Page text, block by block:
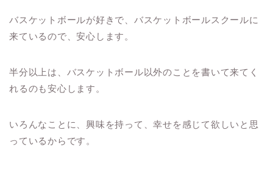
バスケットボールが好きで、バスケットボールスクールに
来ているので、安心します。
半分以上は、バスケットボール以外のことを書いて来てく
れるのも安心します。
いろんなことに、興味を持って、幸せを感じて欲しいと思
っているからです。